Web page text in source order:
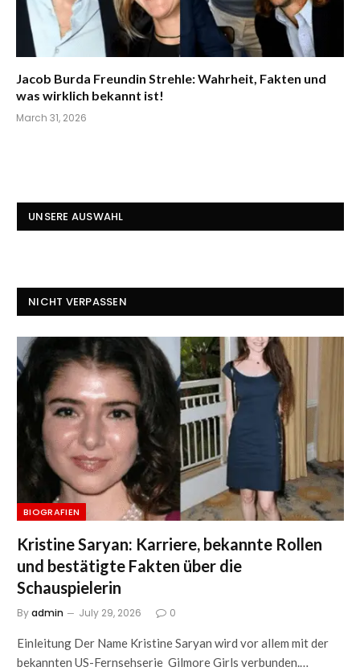
Jacob Burda Freundin Strehle: Wahrheit, Fakten und
was wirklich bekannt ist!
March 31, 2026
UNSERE AUSWAHL
NICHT VERPASSEN
BIOGRAFIEN
Kristine Saryan: Karriere, bekannte Rollen
und bestätigte Fakten über die
Schauspielerin
Byadmin July 29, 2026 0
Einleitung Der Name Kristine Saryan wird vor allem mit der
bekannten US-Fernsehserie Gilmore Girls verbunden.…